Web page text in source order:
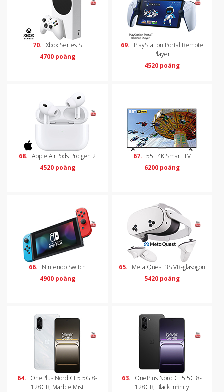
70. Xbox Series S
4700 poäng
69. PlayStation Portal Remote
Player
4520 poäng
68. Apple AirPods Pro gen 2
4520 poäng
67. 55" 4K Smart TV
6200 poäng
66. Nintendo Switch
4900 poäng
65. Meta Quest 3S VR-glasögon
5420 poäng
64. OnePlus Nord CE5 5G 8-
128GB, Marble Mist
63. OnePlus Nord CE5 5G 8-
128GB, Black Infinity